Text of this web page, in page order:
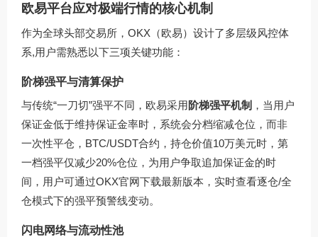
欧易平台应对极端行情的核心机制
作为全球头部交易所，OKX（欧易）设计了多层级风控体
系,用户需熟悉以下三项关键功能：
阶梯强平与清算保护
与传统“一刀切”强平不同，欧易采用阶梯强平机制 ，当用户
保证金低于维持保证金率时，系统会分档缩减仓位，而非
一次性平仓，BTC/USDT合约，持仓价值10万美元时，第
一档强平仅减少20%仓位，为用户争取追加保证金的时
间，用户可通过OKX官网下载最新版本，实时查看逐仓/全
仓模式下的强平预警线变动。
闪电网络与流动性池